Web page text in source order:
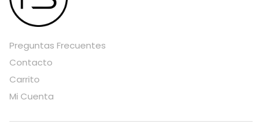
Preguntas Frecuentes
Contacto
Carrito
Mi Cuenta